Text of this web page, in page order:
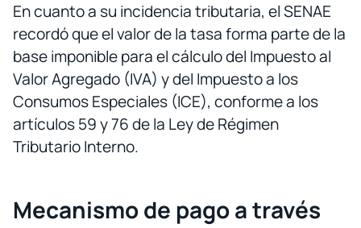
En cuanto a su incidencia tributaria, el SENAE
recordó que el valor de la tasa forma parte de la
base imponible para el cálculo del Impuesto al
Valor Agregado (IVA) y del Impuesto a los
Consumos Especiales (ICE), conforme a los
artículos 59 y 76 de la Ley de Régimen
Tributario Interno.
Mecanismo de pago a través